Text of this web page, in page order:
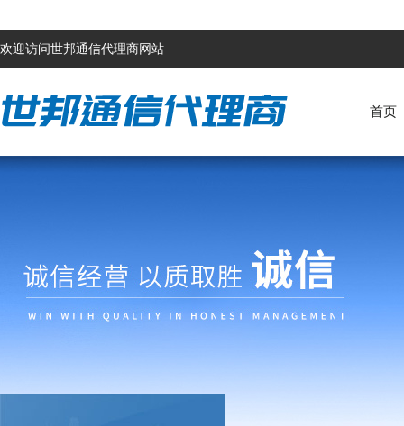
欢迎访问世邦通信代理商网站
首页